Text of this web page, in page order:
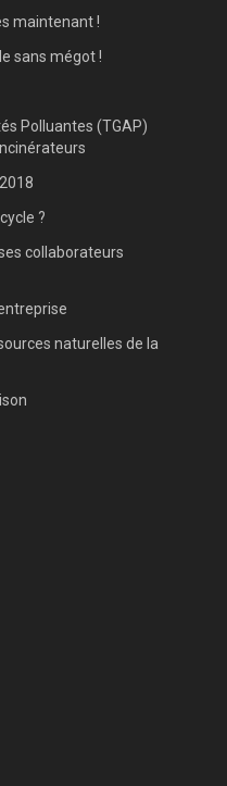
maintenant !
sans mégot !
Polluantes (TGAP)
?
collaborateurs
naturelles de la